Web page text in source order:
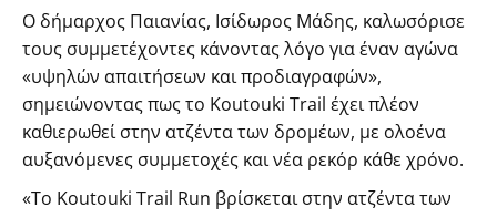
Ο δήμαρχος Παιανίας, Ισίδωρος Μάδης, καλωσόρισε
τους συμμετέχοντες κάνοντας λόγο για έναν αγώνα
«υψηλών απαιτήσεων και προδιαγραφών»,
σημειώνοντας πως το Koutouki Trail έχει πλέον
καθιερωθεί στην ατζέντα των δρομέων, με ολοένα
αυξανόμενες συμμετοχές και νέα ρεκόρ κάθε χρόνο.
«Το Koutouki Trail Run βρίσκεται στην ατζέντα των